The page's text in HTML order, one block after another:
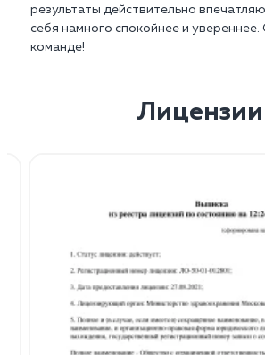
результаты действительно
себя намного спокойнее и увереннее.
команде!
Лицензии